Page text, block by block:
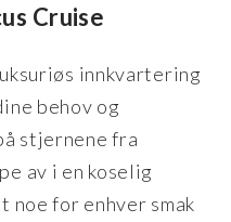
Cruise
innkvartering
behov og
stjernene fra
av i en koselig
noe for enhver smak